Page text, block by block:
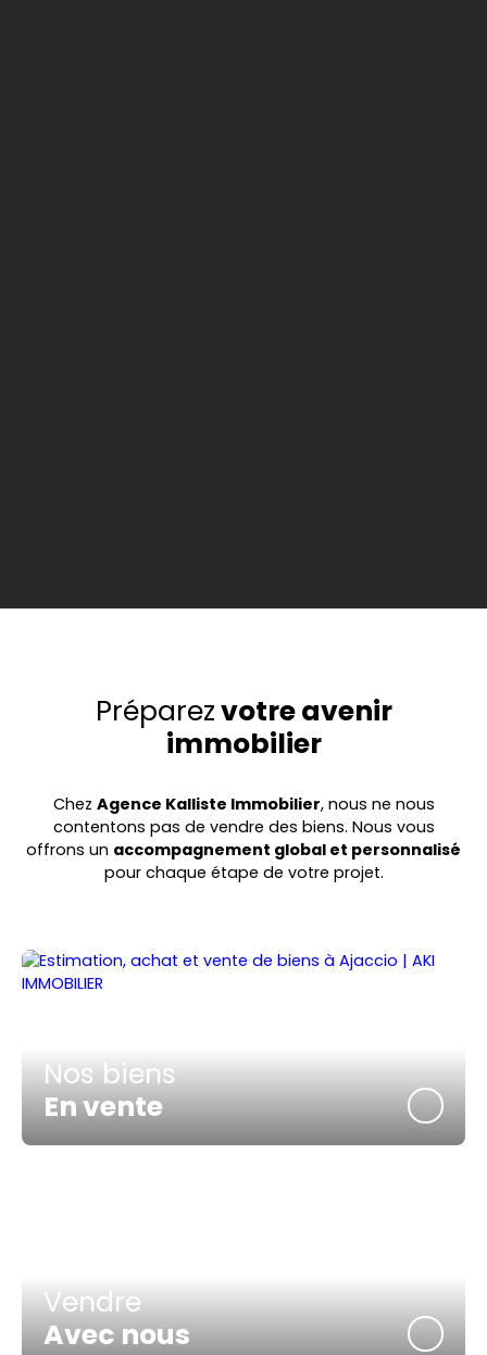
Préparezvotre avenir
immobilier
Chez Agence Kalliste Immobilier, nous ne nous
contentons pas de vendre des biens. Nous vous
offrons un accompagnement global et personnalisé
pour chaque étape de votre projet.
Nos biens
En vente
Vendre
Avec nous